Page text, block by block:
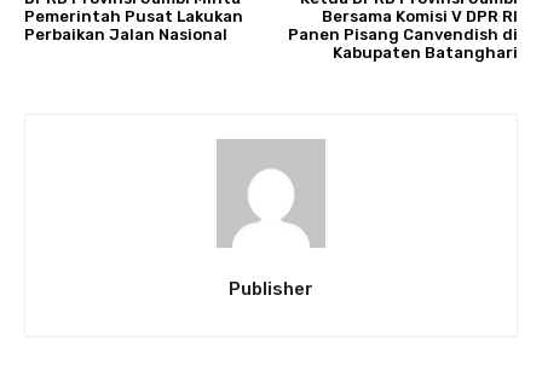
Pemerintah Pusat Lakukan
Perbaikan Jalan Nasional
Bersama Komisi V DPR RI
Panen Pisang Canvendish di
Kabupaten Batanghari
Publisher